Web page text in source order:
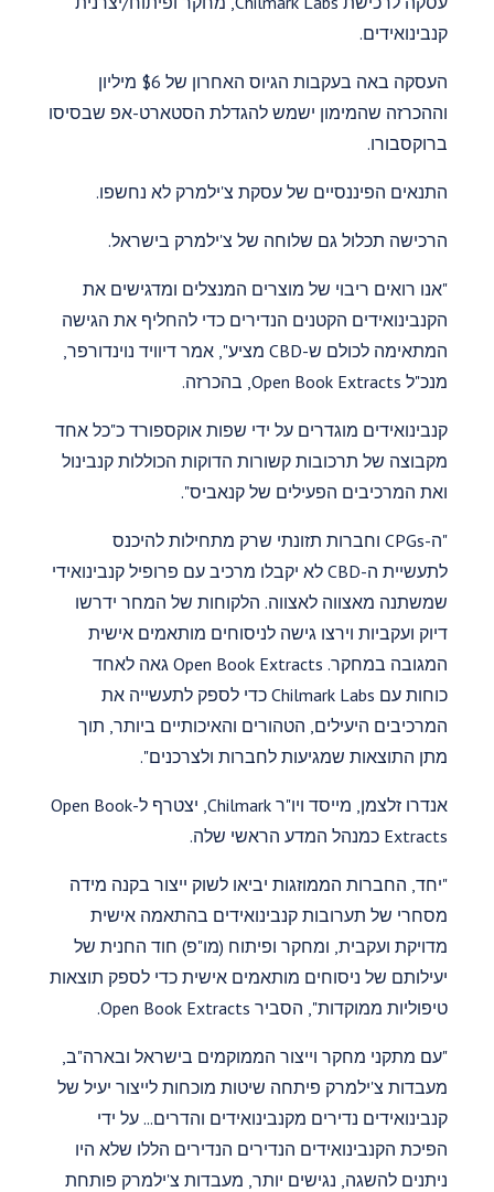
קנבינואידים.
העסקה באה בעקבות הגיוס האחרון של $6 מיליון
וההכרזה שהמימון ישמש להגדלת הסטארט-אפ שבסיסו
ברוקסבורו.
התנאים הפיננסיים של עסקת צ'ילמרק לא נחשפו.
הרכישה תכלול גם שלוחה של צ'ילמרק בישראל.
"אנו רואים ריבוי של מוצרים המנצלים ומדגישים את
הקנבינואידים הקטנים הנדירים כדי להחליף את הגישה
המתאימה לכולם ש-CBD מציע", אמר דיוויד נוינדורפר,
מנכ"ל Open Book Extracts, בהכרזה.
קנבינואידים מוגדרים על ידי שפות אוקספורד כ"כל אחד
מקבוצה של תרכובות קשורות הדוקות הכוללות קנבינול
ואת המרכיבים הפעילים של קנאביס".
"ה-CPGs וחברות תזונתי שרק מתחילות להיכנס
לתעשיית ה-CBD לא יקבלו מרכיב עם פרופיל קנבינואידי
שמשתנה מאצווה לאצווה. הלקוחות של המחר ידרשו
דיוק ועקביות וירצו גישה לניסוחים מותאמים אישית
המגובה במחקר. Open Book Extracts גאה לאחד
כוחות עם Chilmark Labs כדי לספק לתעשייה את
המרכיבים היעילים, הטהורים והאיכותיים ביותר, תוך
מתן התוצאות שמגיעות לחברות ולצרכנים".
אנדרו זלצמן, מייסד ויו"ר Chilmark, יצטרף ל-Open Book
Extracts כמנהל המדע הראשי שלה.
"יחד, החברות הממוזגות יביאו לשוק ייצור בקנה מידה
מסחרי של תערובות קנבינואידים בהתאמה אישית
מדויקת ועקבית, ומחקר ופיתוח (מו"פ) חוד החנית של
יעילותם של ניסוחים מותאמים אישית כדי לספק תוצאות
טיפוליות ממוקדות", הסביר Open Book Extracts.
"עם מתקני מחקר וייצור הממוקמים בישראל ובארה"ב,
מעבדות צ'ילמרק פיתחה שיטות מוכחות לייצור יעיל של
קנבינואידים נדירים מקנבינואידים והדרים... על ידי
הפיכת הקנבינואידים הנדירים הנדירים הללו שלא היו
ניתנים להשגה, נגישים יותר, מעבדות צ'ילמרק פותחת